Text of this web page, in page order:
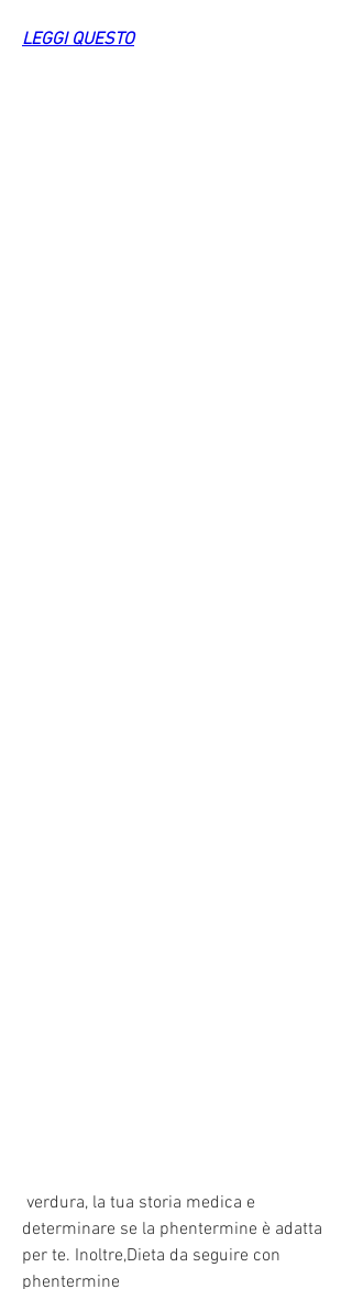
LEGGI QUESTO
determinare se la phentermine è adatta
per te. Inoltre,Dieta da seguire con
phentermine